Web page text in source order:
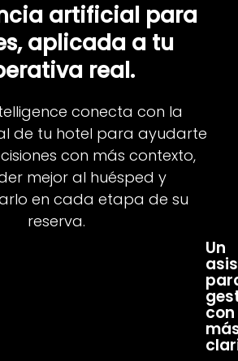
artificial para
aplicada a tu
real.
conecta con la
de tu hotel para ayudarte
con más contexto,
mejor al huésped y
en cada etapa de su
reserva.
Un
con